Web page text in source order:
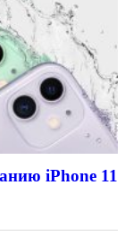
iPhone 11